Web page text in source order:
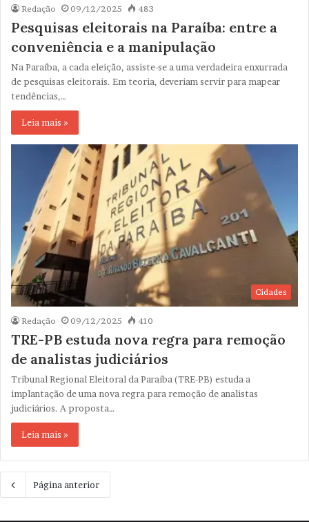
Redação 09/12/2025 483
Pesquisas eleitorais na Paraíba: entre a
conveniência e a manipulação
Na Paraíba, a cada eleição, assiste-se a uma verdadeira enxurrada
de pesquisas eleitorais. Em teoria, deveriam servir para mapear
tendências,…
Leia mais »
Cidades
Redação 09/12/2025 410
TRE-PB estuda nova regra para remoção
de analistas judiciários
Tribunal Regional Eleitoral da Paraíba (TRE-PB) estuda a
implantação de uma nova regra para remoção de analistas
judiciários. A proposta…
Leia mais »
Página anterior